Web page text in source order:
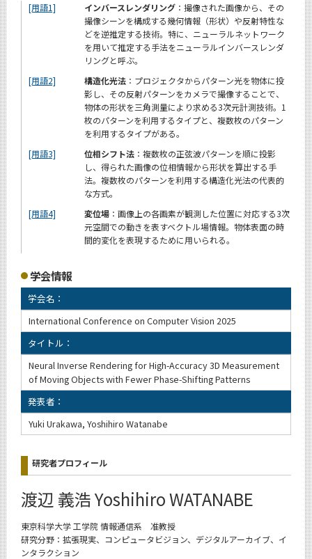
[用語1] インバースレンダリング ：撮像された画像から、その
撮像シーンを構成する幾何情報（形状）や反射特性な
どを逆推定する技術。特に、ニューラルネットワーク
を用いて推定する手法をニューラルインバースレンダ
リングと呼ぶ。
[用語2]
構造化光法 ：プロジェクタからパターン光を物体に投
影し、その反射パターンをカメラで撮像することで、
物体の形状を三角測量により求める3次元計測技術。1
枚のパターンを利用するタイプと、複数枚のパターン
を利用するタイプがある。
[用語3]
位相シフト法 ：複数枚の正弦波パターンを順に投影
し、得られた画像の位相情報から形状を算出する手
法。複数枚のパターンを利用する構造化光法の代表的
な方式。
[用語4]
変位場 ：画像上の各画素が観測した位置に対応する3次
元空間での動きを表すベクトル場情報。物体表面の時
間的変化を表現するために用いられる。
学会情報
学会名：
International Conference on Computer Vision 2025
タイトル：
Neural Inverse Rendering for High-Accuracy 3D Measurement
of Moving Objects with Fewer Phase-Shifting Patterns
発表者：
Yuki Urakawa, Yoshihiro Watanabe
研究者プロフィール
渡辺 義浩 Yoshihiro WATANABE
東京科学大学 工学院 情報通信系 准教授
研究分野：拡張現実、コンピュータビジョン、デジタルアーカイブ、イ
ンタラクション